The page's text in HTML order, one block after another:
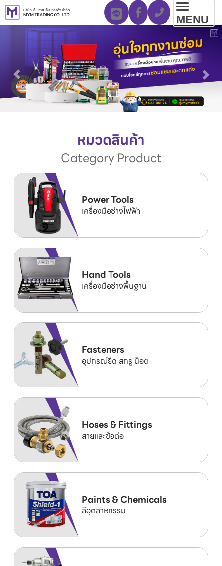
MENU
หมวดสินค้า
Category Product
Power Tools
เครื่องมือช่างไฟฟ้า
Hand Tools
เครื่องมือช่างพื้นฐาน
Fasteners
อุปกรณ์ยึด สกรู น็อต
Hoses & Fittings
สายและข้อต่อ
Paints & Chemicals
สีอุตสาหกรรม